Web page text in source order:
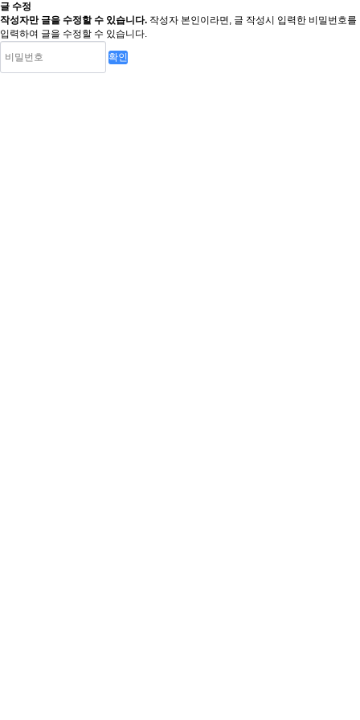
글 수정
작성자만 글을 수정할 수 있습니다. 작성자 본인이라면, 글 작성시 입력한 비밀번호를
입력하여 글을 수정할 수 있습니다.